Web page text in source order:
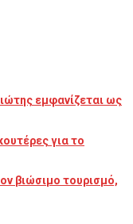
εμφανίζεται ως
για το
βιώσιμο τουρισμό,